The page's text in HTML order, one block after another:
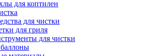
для коптилен
для чистки
для гриля
для чистки